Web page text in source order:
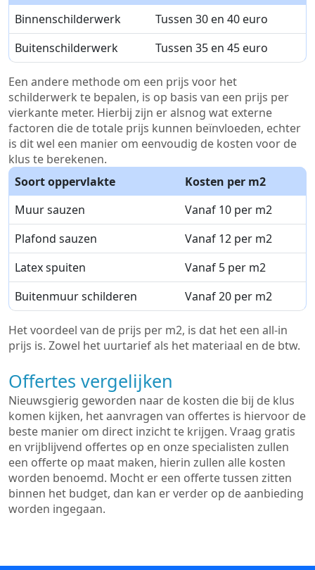
Binnenschilderwerk
Tussen 30 en 40 euro
Buitenschilderwerk
Tussen 35 en 45 euro
Een andere methode om een prijs voor het
schilderwerk te bepalen, is op basis van een prijs per
vierkante meter. Hierbij zijn er alsnog wat externe
factoren die de totale prijs kunnen beïnvloeden, echter
is dit wel een manier om eenvoudig de kosten voor de
klus te berekenen.
Soort oppervlakte
Kosten per m2
Muur sauzen
Vanaf 10 per m2
Plafond sauzen
Vanaf 12 per m2
Latex spuiten
Vanaf 5 per m2
Buitenmuur schilderen
Vanaf 20 per m2
Het voordeel van de prijs per m2, is dat het een all-in
prijs is. Zowel het uurtarief als het materiaal en de btw.
Offertes vergelijken
Nieuwsgierig geworden naar de kosten die bij de klus
komen kijken, het aanvragen van offertes is hiervoor de
beste manier om direct inzicht te krijgen. Vraag gratis
en vrijblijvend offertes op en onze specialisten zullen
een offerte op maat maken, hierin zullen alle kosten
worden benoemd. Mocht er een offerte tussen zitten
binnen het budget, dan kan er verder op de aanbieding
worden ingegaan.